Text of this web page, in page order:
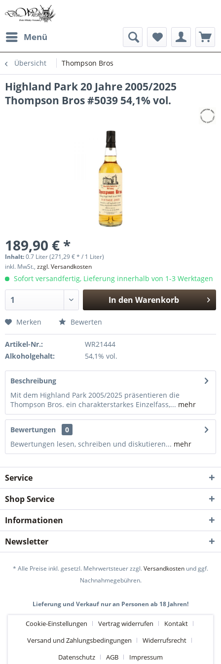
Menü
Übersicht Thompson Bros
Highland Park 20 Jahre 2005/2025
Thompson Bros #5039 54,1% vol.
189,90 € *
Inhalt:0.7 Liter (271,29 € * / 1 Liter)
inkl. MwSt., zzgl. Versandkosten
Sofort versandfertig, Lieferung innerhalb von 1-3 Werktagen
In den Warenkorb
Merken Bewerten
Artikel-Nr.:
WR21444
Alkoholgehalt:
54,1% vol.
Beschreibung
Mit dem Highland Park 2005/2025 präsentieren die
Thompson Bros. ein charakterstarkes Einzelfass,... mehr
Bewertungen
0
Bewertungen lesen, schreiben und diskutieren... mehr
Service
Shop Service
Informationen
Newsletter
* Alle Preise inkl. gesetzl. Mehrwertsteuer zzgl.Versandkosten und ggf.
Nachnahmegebühren.
Lieferung und Verkauf nur an Personen ab 18 Jahren!
Cookie-Einstellungen Vertrag widerrufen
Kontakt
Versand und Zahlungsbedingungen
Widerrufsrecht
Datenschutz
AGB Impressum